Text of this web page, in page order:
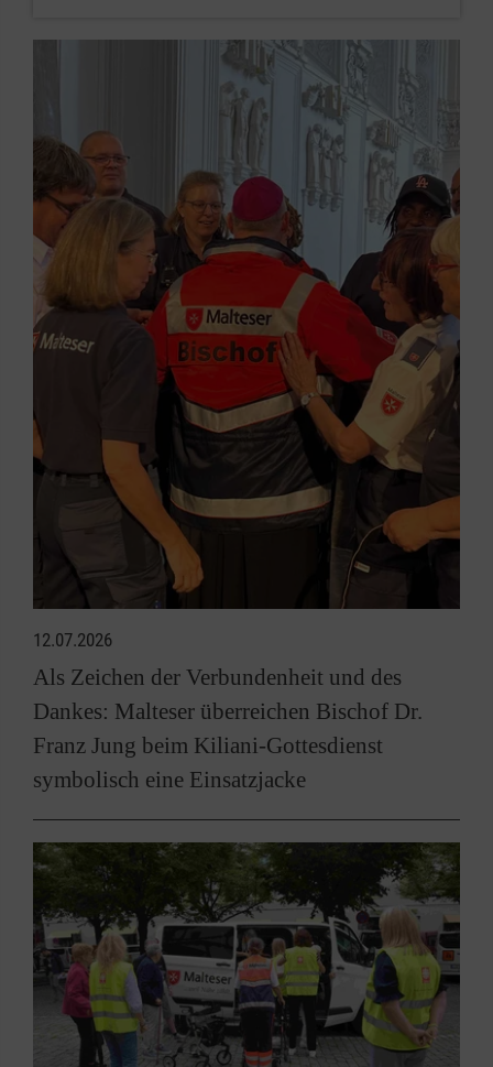
12.07.2026
Als Zeichen der Verbundenheit und des
Dankes: Malteser überreichen Bischof Dr.
Franz Jung beim Kiliani-Gottesdienst
symbolisch eine Einsatzjacke